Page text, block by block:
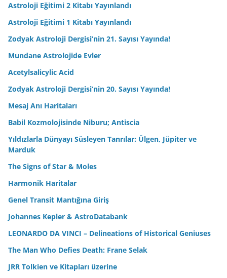
Astroloji Eğitimi 2 Kitabı Yayınlandı
Astroloji Eğitimi 1 Kitabı Yayınlandı
Zodyak Astroloji Dergisi’nin 21. Sayısı Yayında!
Mundane Astrolojide Evler
Acetylsalicylic Acid
Zodyak Astroloji Dergisi’nin 20. Sayısı Yayında!
Mesaj Anı Haritaları
Babil Kozmolojisinde Niburu; Antiscia
Yıldızlarla Dünyayı Süsleyen Tanrılar: Ülgen, Jüpiter ve
Marduk
The Signs of Star & Moles
Harmonik Haritalar
Genel Transit Mantığına Giriş
Johannes Kepler & AstroDatabank
LEONARDO DA VINCI – Delineations of Historical Geniuses
The Man Who Defies Death: Frane Selak
JRR Tolkien ve Kitapları üzerine